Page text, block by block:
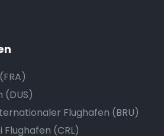
(DUS)
Flughafen (BRU)
Flughafen (CRL)